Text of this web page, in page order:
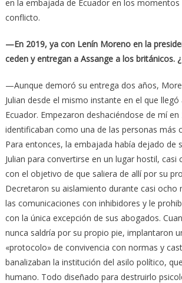
en la embajada de Ecuador en los
conflicto.
—En 2019, ya con Lenín Moreno en la
ceden y entregan a Assange a los británicos.
—Aunque demoró su entrega dos años,
Julian desde el mismo instante en el que llegó
Ecuador. Empezaron deshaciéndose de mí
identificaban como una de las personas más
Para entonces, la embajada había dejado de
Julian para convertirse en un lugar hostil, casi
con el objetivo de que saliera de allí por su
Decretaron su aislamiento durante casi ocho
las comunicaciones con inhibidores y le
con la única excepción de sus abogados.
nunca saldría por su propio pie, implantaron
«protocolo» de convivencia con normas y
banalizaban la institución del asilo político,
humano. Todo diseñado para destruirlo